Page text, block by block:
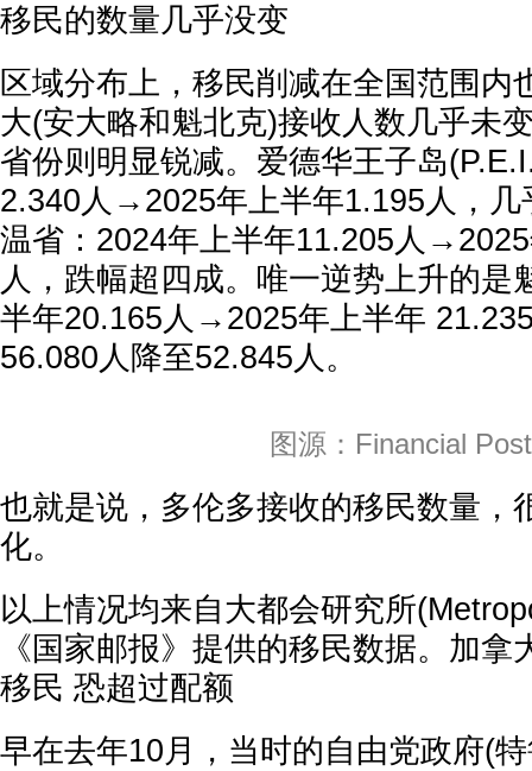
移民的数量几乎没变
区域分布上，移民削减在全国范围内
大(安大略和魁北克)接收人数几乎未
省份则明显锐减。爱德华王子岛
2.340人→2025年上半年1.195人，几
温省：2024年上半年11.205人
人，跌幅超四成。唯一逆势上升的是
半年20.165人→2025年上半年
56.080人降至52.845人。
图源：Financial Post
也就是说，多伦多接收的移民数量，
化。
以上情况均来自大都会研究所
《国家邮报》提供的移民数据。加拿
移民 恐超过配额
早在去年10月，当时的自由党政府(